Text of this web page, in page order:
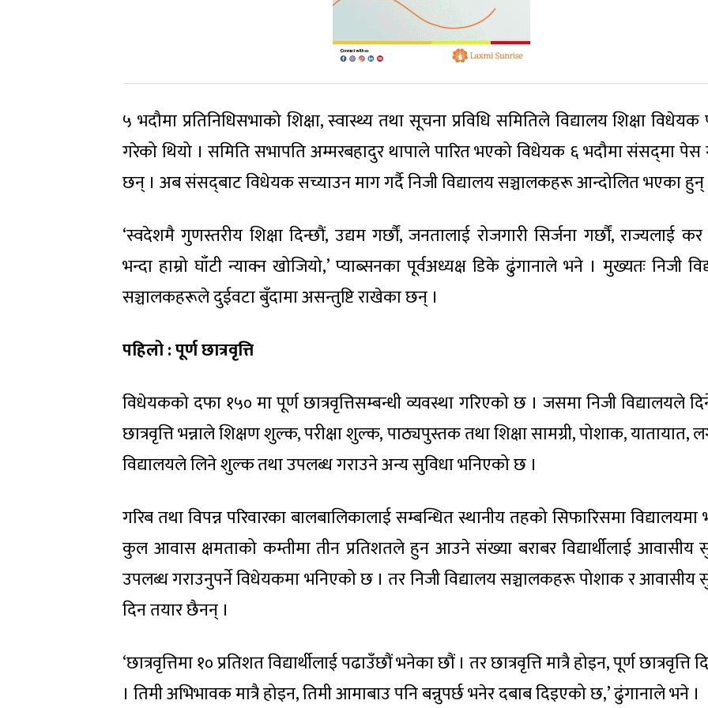
५ भदौमा प्रतिनिधिसभाको शिक्षा, स्वास्थ्य तथा सूचना प्रविधि समितिले विद्यालय शिक्षा विधेयक
गरेको थियो । समिति सभापति अम्मरबहादुर थापाले पारित भएको विधेयक ६ भदौमा संसद्‌मा पेस
छन् । अब संसद्‌बाट विधेयक सच्याउन माग गर्दै निजी विद्यालय सञ्चालकहरू आन्दोलित भएका हुन्
‘स्वदेशमै गुणस्तरीय शिक्षा दिन्छौं, उद्यम गर्छौं, जनतालाई रोजगारी सिर्जना गर्छौं, राज्यलाई कर
भन्दा हाम्रो घाँटी न्याक्न खोजियो,’ प्याब्सनका पूर्वअध्यक्ष डिके ढुंगानाले भने । मुख्यतः निजी
सञ्चालकहरूले दुईवटा बुँदामा असन्तुष्टि राखेका छन् ।
पहिलो : पूर्ण छात्रवृत्ति
विधेयकको दफा १५० मा पूर्ण छात्रवृत्तिसम्बन्धी व्यवस्था गरिएको छ । जसमा निजी विद्यालयले
छात्रवृत्ति भन्नाले शिक्षण शुल्क, परीक्षा शुल्क, पाठ्यपुस्तक तथा शिक्षा सामग्री, पोशाक, यातायात,
विद्यालयले लिने शुल्क तथा उपलब्ध गराउने अन्य सुविधा भनिएको छ ।
गरिब तथा विपन्न परिवारका बालबालिकालाई सम्बन्धित स्थानीय तहको सिफारिसमा
कुल आवास क्षमताको कम्तीमा तीन प्रतिशतले हुन आउने संख्या बराबर विद्यार्थीलाई आवासीय
उपलब्ध गराउनुपर्ने विधेयकमा भनिएको छ । तर निजी विद्यालय सञ्चालकहरू पोशाक र आवासीय
दिन तयार छैनन् ।
‘छात्रवृत्तिमा १० प्रतिशत विद्यार्थीलाई पढाउँछौं भनेका छौं । तर छात्रवृत्ति मात्रै होइन, पूर्ण छात्रवृत्ति
। तिमी अभिभावक मात्रै होइन, तिमी आमाबाउ पनि बन्नुपर्छ भनेर दबाब दिइएको छ,’ ढुंगानाले भने ।